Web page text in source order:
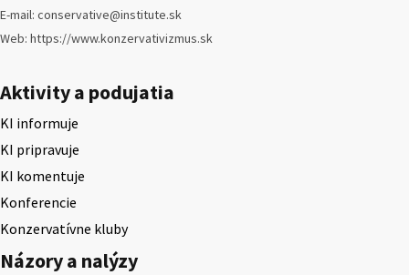
E-mail: conservative@institute.sk
Web: https://www.konzervativizmus.sk
Aktivity a podujatia
KI informuje
KI pripravuje
KI komentuje
Konferencie
Konzervatívne kluby
Názory a nalýzy